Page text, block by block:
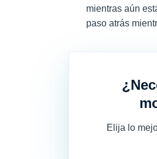
mientras aún
paso atrás
Elija lo